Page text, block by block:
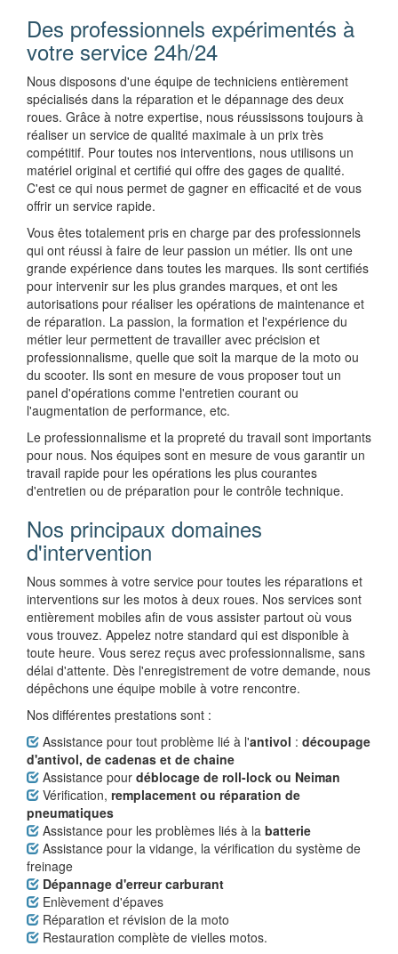
Des professionnels expérimentés à
votre service 24h/24
Nous disposons d'une équipe de techniciens entièrement
spécialisés dans la réparation et le dépannage des deux
roues. Grâce à notre expertise, nous réussissons toujours à
réaliser un service de qualité maximale à un prix très
compétitif. Pour toutes nos interventions, nous utilisons un
matériel original et certifié qui offre des gages de qualité.
C'est ce qui nous permet de gagner en efficacité et de vous
offrir un service rapide.
Vous êtes totalement pris en charge par des professionnels
qui ont réussi à faire de leur passion un métier. Ils ont une
grande expérience dans toutes les marques. Ils sont certifiés
pour intervenir sur les plus grandes marques, et ont les
autorisations pour réaliser les opérations de maintenance et
de réparation. La passion, la formation et l'expérience du
métier leur permettent de travailler avec précision et
professionnalisme, quelle que soit la marque de la moto ou
du scooter. Ils sont en mesure de vous proposer tout un
panel d'opérations comme l'entretien courant ou
l'augmentation de performance, etc.
Le professionnalisme et la propreté du travail sont importants
pour nous. Nos équipes sont en mesure de vous garantir un
travail rapide pour les opérations les plus courantes
d'entretien ou de préparation pour le contrôle technique.
Nos principaux domaines
d'intervention
Nous sommes à votre service pour toutes les réparations et
interventions sur les motos à deux roues. Nos services sont
entièrement mobiles afin de vous assister partout où vous
vous trouvez. Appelez notre standard qui est disponible à
toute heure. Vous serez reçus avec professionnalisme, sans
délai d'attente. Dès l'enregistrement de votre demande, nous
dépêchons une équipe mobile à votre rencontre.
Nos différentes prestations sont :
Assistance pour tout problème lié à l'antivol : découpage
d'antivol, de cadenas et de chaine
Assistance pour déblocage de roll-lock ou Neiman
Vérification, remplacement ou réparation de
pneumatiques
Assistance pour les problèmes liés à la batterie
Assistance pour la vidange, la vérification du système de
freinage
Dépannage d'erreur carburant
Enlèvement d'épaves
Réparation et révision de la moto
Restauration complète de vielles motos.